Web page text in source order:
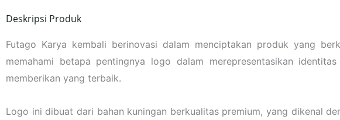
Deskripsi Produk
Futago Karya kembali berinovasi dalam menciptakan produk yang
memahami betapa pentingnya logo dalam merepresentasikan
memberikan yang terbaik.
Logo ini dibuat dari bahan kuningan berkualitas premium, yang dikenal